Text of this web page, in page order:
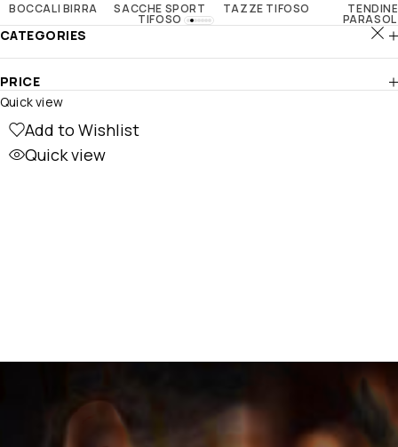
BOCCALI BIRRA SACCHE SPORT
TIFOSO
TAZZE TIFOSO TENDINE
CATEGORIES
PRICE
Add to Wishlist
Quick view
Quick view